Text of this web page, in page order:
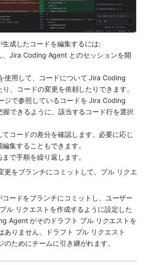
成したコードを編集するには:
、Jira Coding Agent とのセッションを開
使用して、コードについて Jira Coding
、
コードの変更を依頼したりできます。
ジで参照しているコードを Jira Coding
できるように、該当するコード行を選択
てコードの差分を確認します。必要に応じ
集することもできます。
で手順を繰り返します。
更をブランチにコミットして、プル リクエ
ードをブランチにコミットし、ユーザー
ル リクエストを作成するように設定した
Agent がそのドラフト プル リクエストを
ありません。ドラフト プル リクエスト
のためにチームに引き継がれます。